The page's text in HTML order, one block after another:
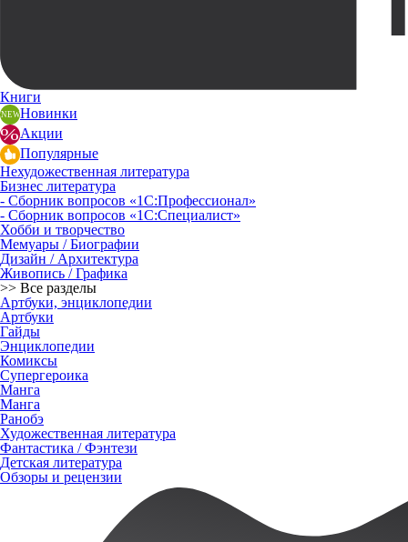
Книги
Новинки
Акции
Популярные
Нехудожественная литература
Бизнес литература
- Сборник вопросов «1С:Профессионал»
- Сборник вопросов «1С:Специалист»
Хобби и творчество
Мемуары / Биографии
Дизайн / Архитектура
Живопись / Графика
>> Все разделы
Артбуки, энциклопедии
Артбуки
Гайды
Энциклопедии
Комиксы
Супергероика
Манга
Манга
Ранобэ
Художественная литература
Фантастика / Фэнтези
Детская литература
Обзоры и рецензии